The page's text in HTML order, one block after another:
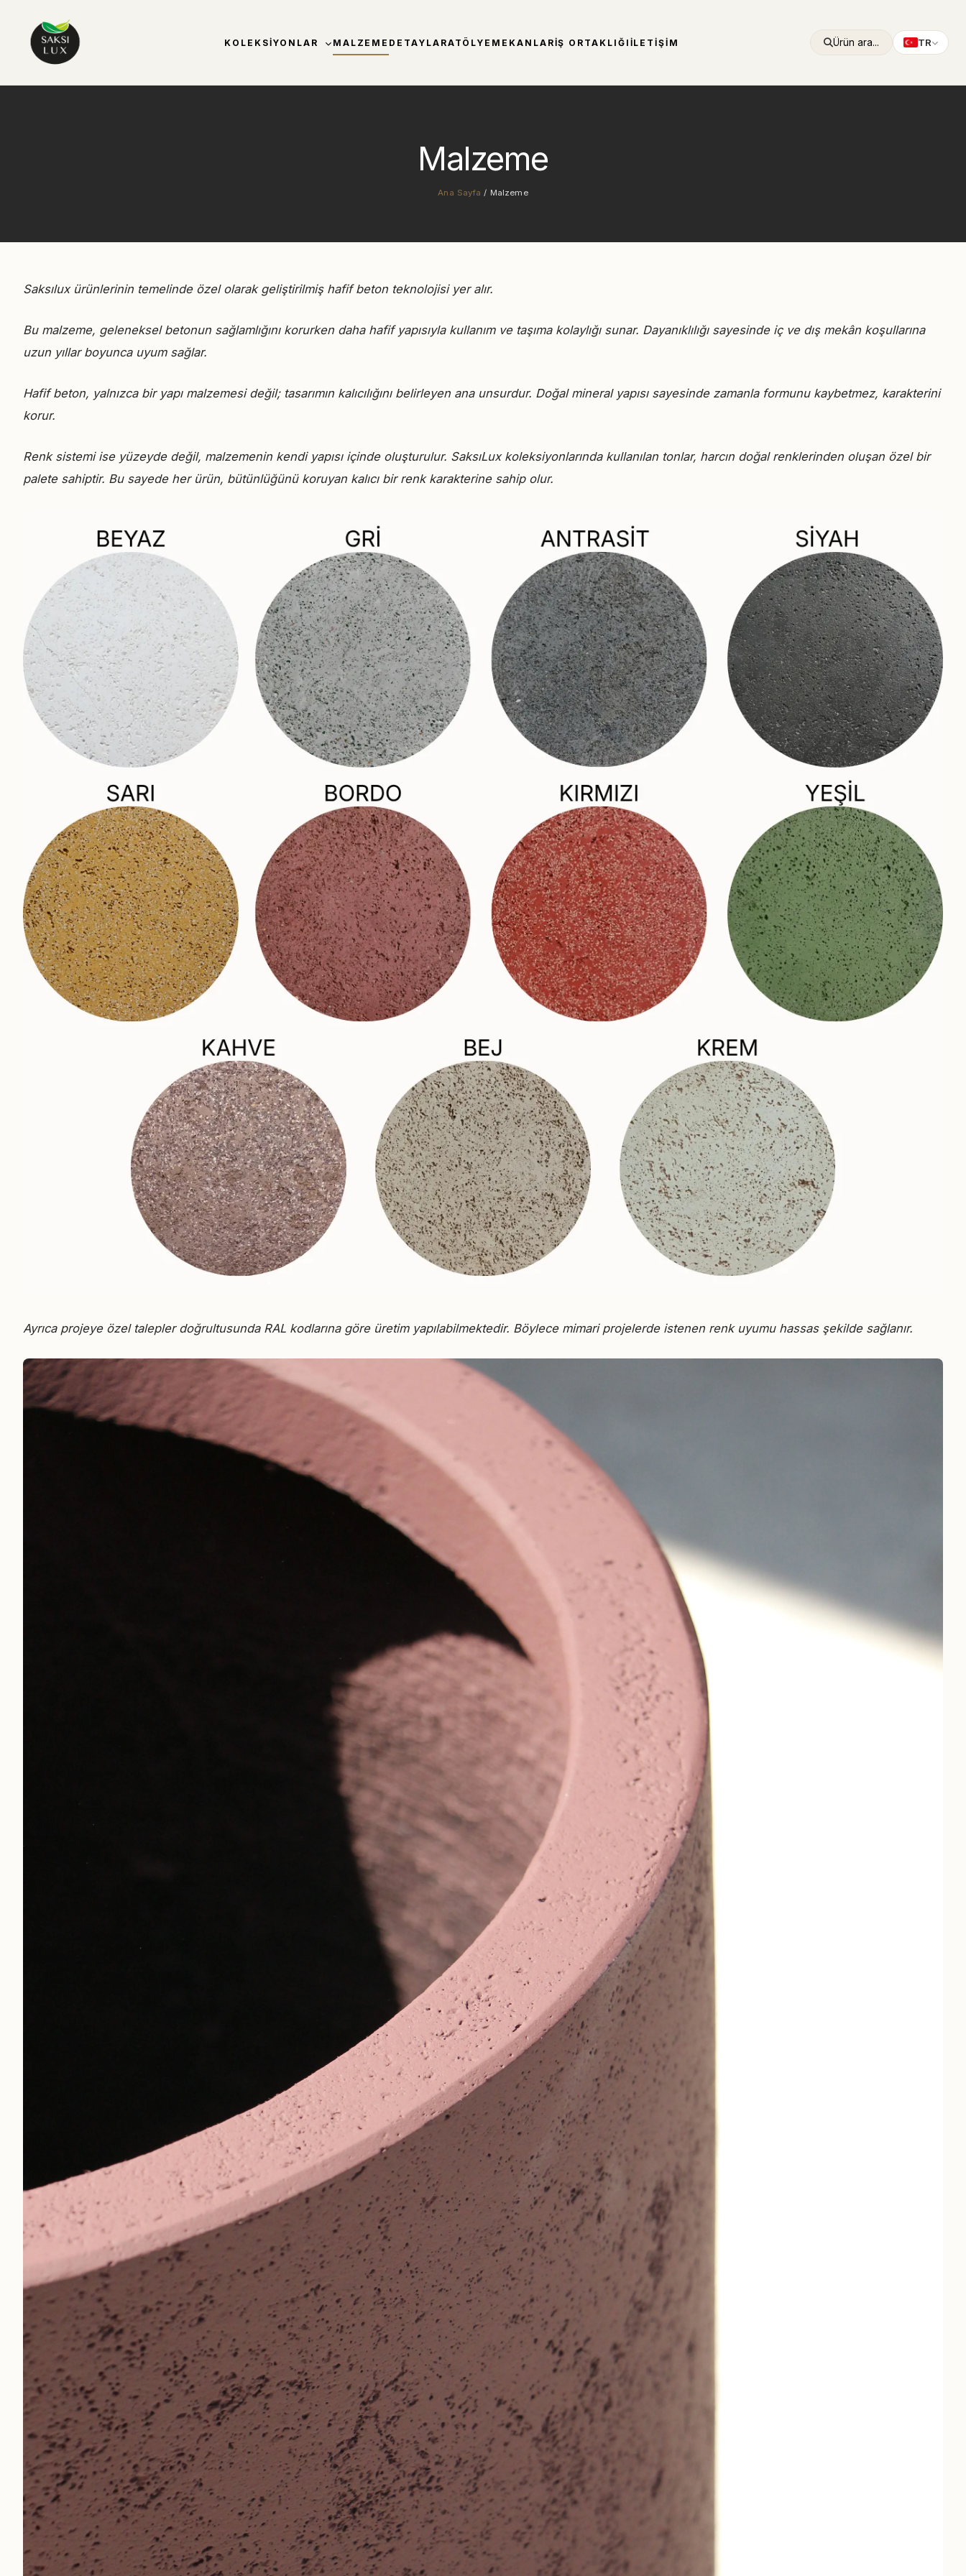
KOLEKSIYONLAR MALZEME DETAYLARATÖLYE MEKANLARİŞ ORTAKLIĞI İLETIŞIM Ürün ara... TR
Malzeme
Ana Sayfa / Malzeme
Saksılux ürünlerinin temelinde özel olarak geliştirilmiş hafif beton teknolojisi yer alır.
Bu malzeme, geleneksel betonun sağlamlığını korurken daha hafif yapısıyla kullanım ve taşıma kolaylığı sunar. Dayanıklılığı sayesinde iç ve dış mekân koşullarına
uzun yıllar boyunca uyum sağlar.
Hafif beton, yalnızca bir yapı malzemesi değil; tasarımın kalıcılığını belirleyen ana unsurdur. Doğal mineral yapısı sayesinde zamanla formunu kaybetmez, karakterini
korur.
Renk sistemi ise yüzeyde değil, malzemenin kendi yapısı içinde oluşturulur. SaksıLux koleksiyonlarında kullanılan tonlar, harcın doğal renklerinden oluşan özel bir
palete sahiptir. Bu sayede her ürün, bütünlüğünü koruyan kalıcı bir renk karakterine sahip olur.
Ayrıca projeye özel talepler doğrultusunda RAL kodlarına göre üretim yapılabilmektedir. Böylece mimari projelerde istenen renk uyumu hassas şekilde sağlanır.